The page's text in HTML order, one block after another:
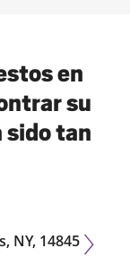
en
su
sido tan
NY, 14845